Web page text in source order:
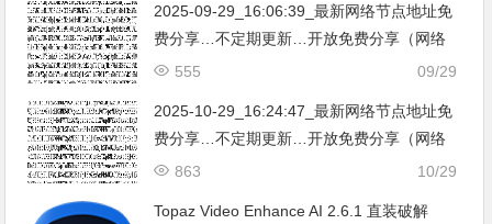
2025-09-29_16:06:39_最新网络节点地址免
费分享…不定期更新…开放免费分享（网络
免费节点香港|日本|韩国|新加坡|台湾|马来西
09/29
555
2025-10-29_16:24:47_最新网络节点地址免
费分享…不定期更新…开放免费分享（网络
免费节点香港|日本|韩国|新加坡|台湾|马来西
10/29
863
Topaz Video Enhance AI 2.6.1 直装破解